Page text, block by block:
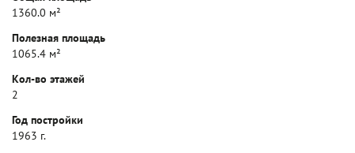
1360.0 м²
Полезная площадь
1065.4 м²
Кол-во этажей
2
Год постройки
1963 г.